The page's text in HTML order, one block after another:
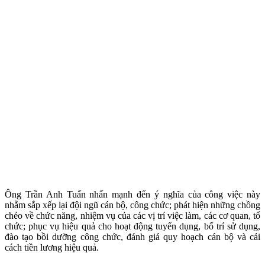
Ông Trần Anh Tuấn nhấn mạnh đến ý nghĩa của công việc này
nhằm sắp xếp lại đội ngũ cán bộ, công chức; phát hiện những chồng
chéo về chức năng, nhiệm vụ của các vị trí việc làm, các cơ quan, tổ
chức; phục vụ hiệu quả cho hoạt động tuyển dụng, bố trí sử dụng,
đào tạo bồi dưỡng công chức, đánh giá quy hoạch cán bộ và cải
cách tiền lương hiệu quả.